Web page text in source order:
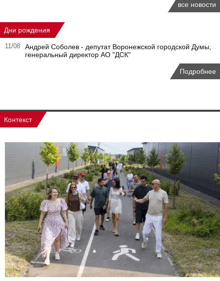
все новости
Дни рождения
11/08
Андрей Соболев - депутат Воронежской городской Думы,
генеральный директор АО "ДСК"
Подробнее
Контекст